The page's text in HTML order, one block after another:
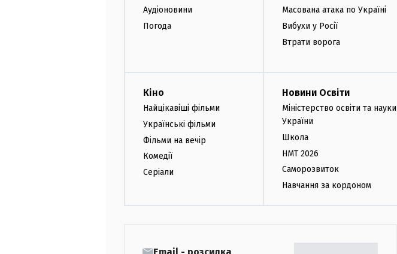
Аудіоновини
Погода
Масована атака по Україні
Вибухи у Росії
Втрати ворога
Кіно
Найцікавіші фільми
Українські фільми
Фільми на вечір
Комедії
Серіали
Новини Освіти
Міністерство освіти та науки
України
Школа
НМТ 2026
Саморозвиток
Навчання за кордоном